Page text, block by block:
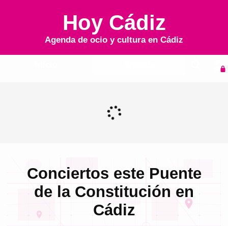
Hoy Cádiz
Agenda de ocio y cultura en Cádiz
Conciertos este Puente
de la Constitución en
Cádiz